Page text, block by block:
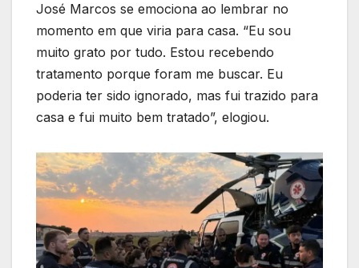
José Marcos se emociona ao lembrar no
momento em que viria para casa. “Eu sou
muito grato por tudo. Estou recebendo
tratamento porque foram me buscar. Eu
poderia ter sido ignorado, mas fui trazido para
casa e fui muito bem tratado”, elogiou.